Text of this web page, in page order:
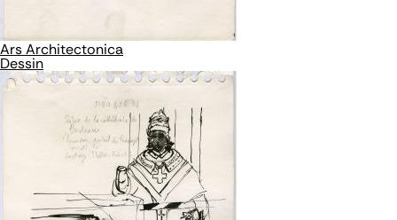
Ars Architectonica
Dessin